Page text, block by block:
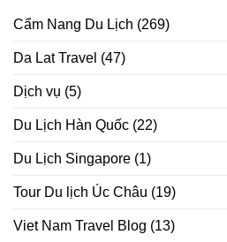
Cẩm Nang Du Lịch (269)
Da Lat Travel (47)
Dịch vụ (5)
Du Lịch Hàn Quốc (22)
Du Lịch Singapore (1)
Tour Du lịch Úc Châu (19)
Viet Nam Travel Blog (13)